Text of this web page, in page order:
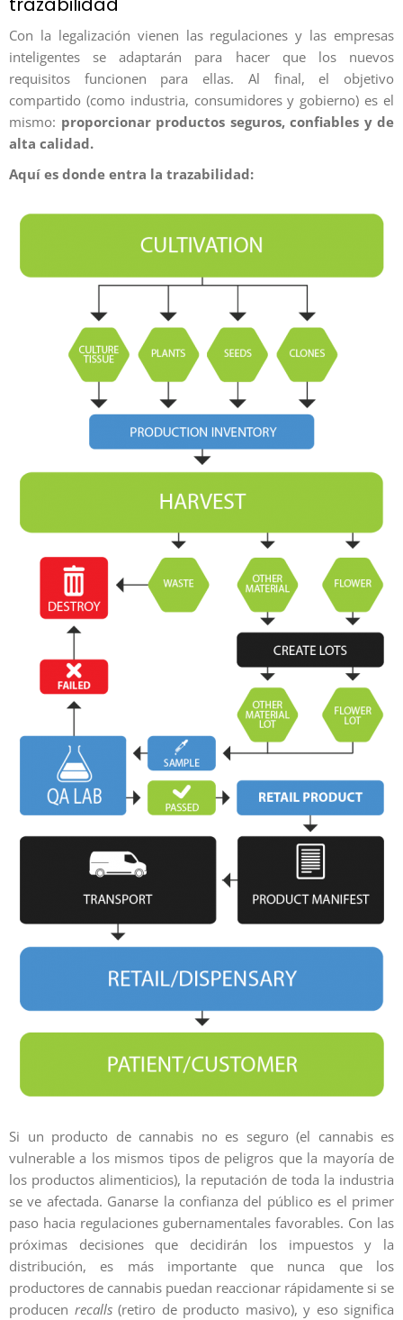
Con la legalización vienen las regulaciones y las empresas
inteligentes se adaptarán para hacer que los nuevos
requisitos funcionen para ellas. Al final, el objetivo
compartido (como industria, consumidores y gobierno) es el
mismo: proporcionar productos seguros, confiables y de
alta calidad.
Aquí es donde entra la trazabilidad:
Si un producto de cannabis no es seguro (el cannabis es
vulnerable a los mismos tipos de peligros que la mayoría de
los productos alimenticios), la reputación de toda la industria
se ve afectada. Ganarse la confianza del público es el primer
paso hacia regulaciones gubernamentales favorables. Con las
próximas decisiones que decidirán los impuestos y la
distribución, es más importante que nunca que los
productores de cannabis puedan reaccionar rápidamente si se
producen recalls(retiro de producto masivo), y eso significa